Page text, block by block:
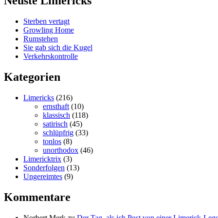
Sterben vertagt
Growling Home
Rumstehen
Sie gab sich die Kugel
Verkehrskontrolle
Kategorien
Limericks (216)
ernsthaft (10)
klassisch (118)
satirisch (45)
schlüpfrig (33)
tonlos (8)
unorthodox (46)
Limericktrix (3)
Sonderfolgen (13)
Ungereimtes (9)
Kommentare